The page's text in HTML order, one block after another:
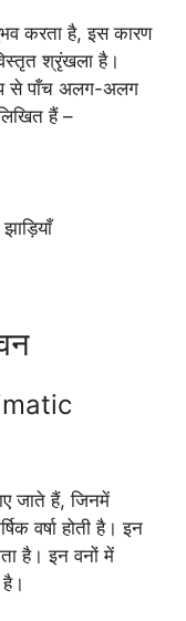
करता है, इस कारण
श्रृंखला है।
से पाँच अलग-अलग
हैं –
जाते हैं, जिनमें
वर्षा होती है। इन
है। इन वनों में